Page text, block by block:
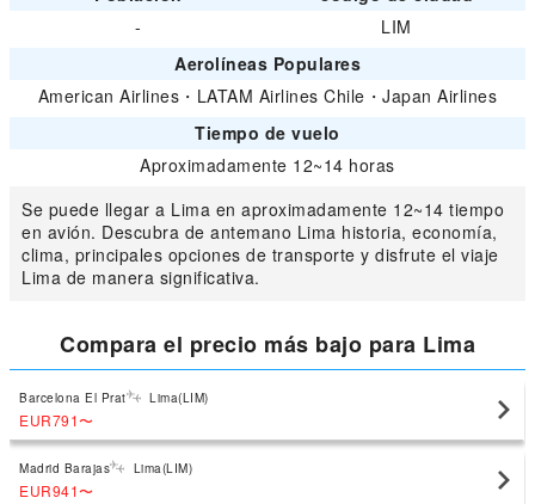
-
LIM
Aerolíneas Populares
American Airlines ・ LATAM Airlines Chile ・Japan Airlines
Tiempo de vuelo
Aproximadamente 12~14 horas
Se puede llegar a Lima en aproximadamente 12~14 tiempo
en avión. Descubra de antemano Lima historia, economía,
clima, principales opciones de transporte y disfrute el viaje
Lima de manera significativa.
Compara el precio más bajo para Lima
Barcelona El Prat Lima(LIM)
EUR791〜
Madrid Barajas Lima(LIM)
EUR941〜